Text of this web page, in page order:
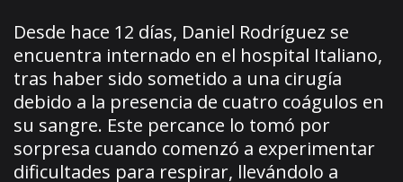
Desde hace 12 días, Daniel Rodríguez se
encuentra internado en el hospital Italiano,
tras haber sido sometido a una cirugía
debido a la presencia de cuatro coágulos en
su sangre. Este percance lo tomó por
sorpresa cuando comenzó a experimentar
dificultades para respirar, llevándolo a